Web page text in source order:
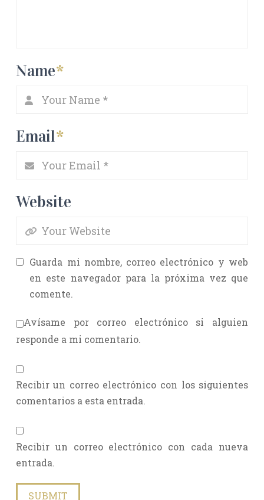
Name*
Email*
Website
Guarda mi nombre, correo electrónico y web
en este navegador para la próxima vez que
comente.
Avísame por correo electrónico si alguien
responde a mi comentario.
Recibir un correo electrónico con los siguientes
comentarios a esta entrada.
Recibir un correo electrónico con cada nueva
entrada.